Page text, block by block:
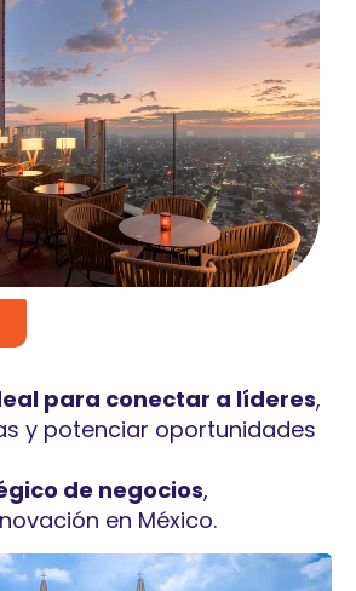
de negocios,
en México.
para conectar a líderes,
y potenciar oportunidades